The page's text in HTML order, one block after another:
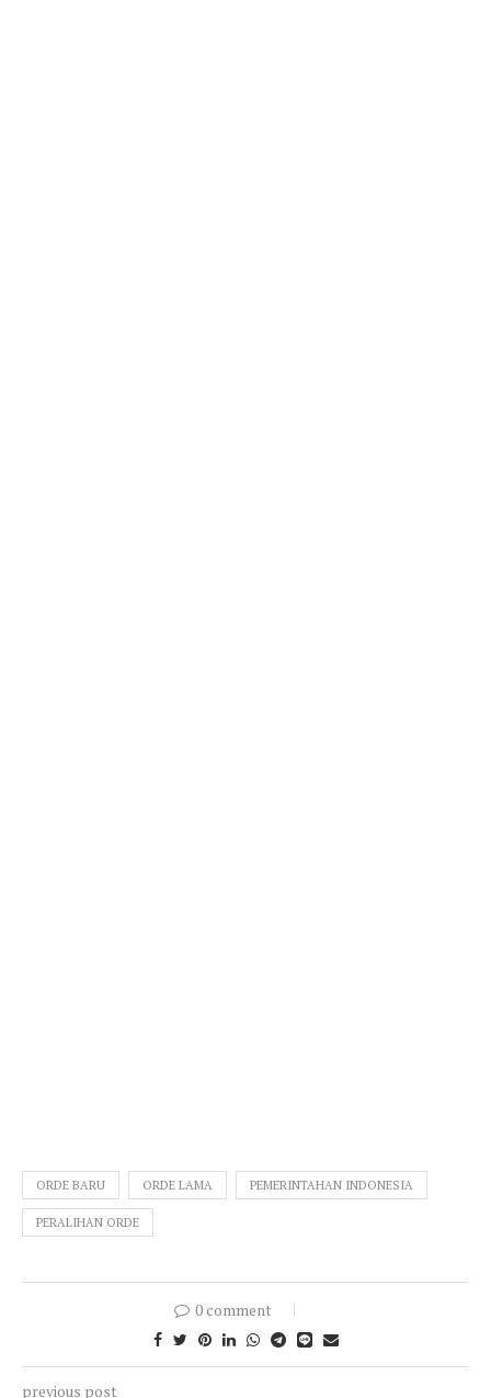
ORDE BARU ORDE LAMA PEMERINTAHAN INDONESIA
PERALIHAN ORDE
0 comment
previous post